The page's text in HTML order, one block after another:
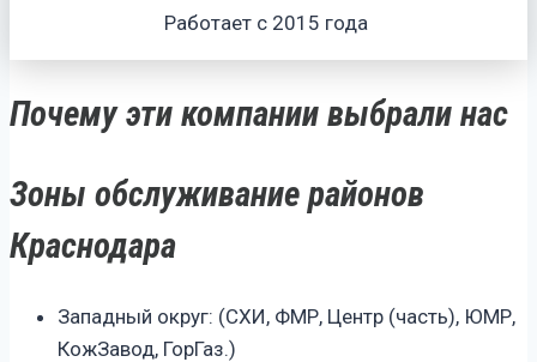
Работает с 2015 года
Почему эти компании выбрали нас
Зоны обслуживание районов
Краснодара
Западный округ: (СХИ, ФМР, Центр (часть), ЮМР,
КожЗавод, ГорГаз.)